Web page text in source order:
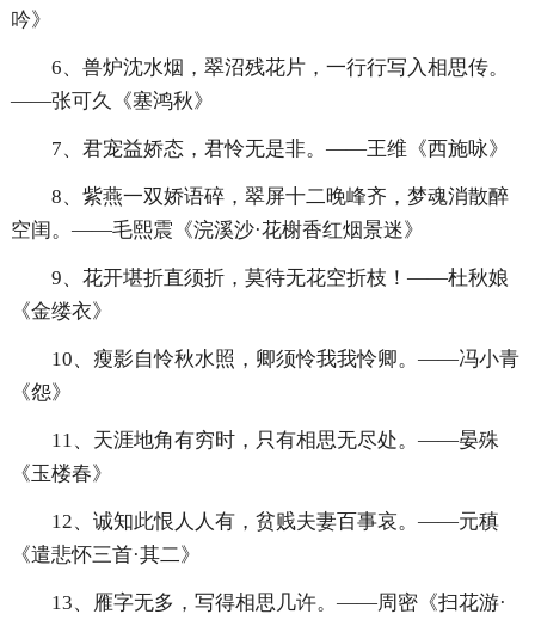
吟》
6、兽炉沈水烟，翠沼残花片，一行行写入相思传。
——张可久《塞鸿秋》
7、君宠益娇态，君怜无是非。——王维《西施咏》
8、紫燕一双娇语碎，翠屏十二晚峰齐，梦魂消散醉
空闺。——毛熙震《浣溪沙·花榭香红烟景迷》
9、花开堪折直须折，莫待无花空折枝！——杜秋娘
《金缕衣》
10、瘦影自怜秋水照，卿须怜我我怜卿。——冯小青
《怨》
11、天涯地角有穷时，只有相思无尽处。——晏殊
《玉楼春》
12、诚知此恨人人有，贫贱夫妻百事哀。——元稹
《遣悲怀三首·其二》
13、雁字无多，写得相思几许。——周密《扫花游·